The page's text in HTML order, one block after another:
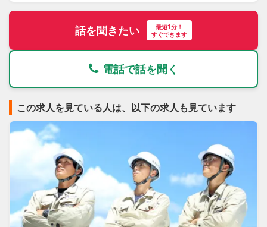
話を聞きたい
最短1分！
すぐできます
電話で話を聞く
この求人を見ている人は、以下の求人も見ています